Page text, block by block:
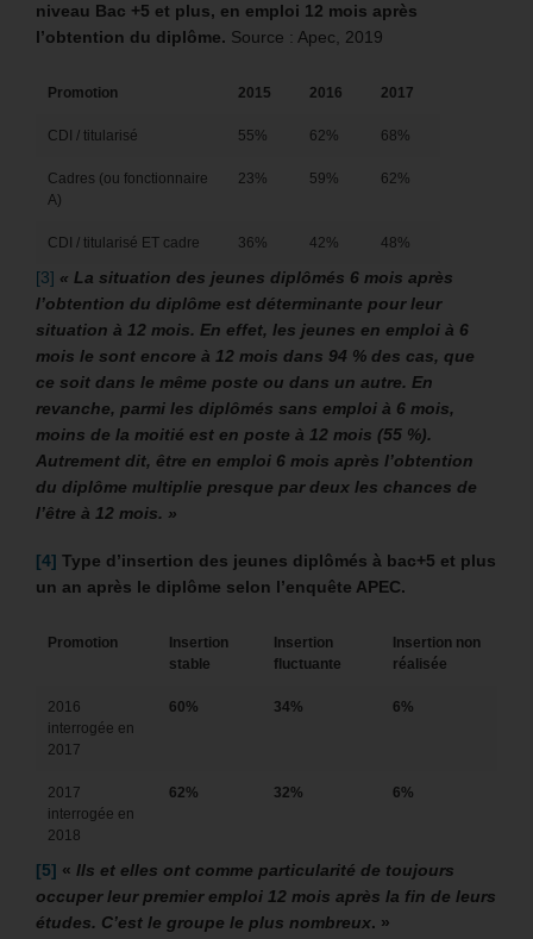
niveau Bac +5 et plus, en emploi 12 mois après
l’obtention du diplôme. Source : Apec, 2019
Promotion 2015 2016 2017
CDI / titularisé 55% 62% 68%
Cadres (ou fonctionnaire
A)
23% 59% 62%
CDI / titularisé ET cadre 36% 42% 48%
[3] « La situation des jeunes diplômés 6 mois après
l’obtention du diplôme est déterminante pour leur
situation à 12 mois. En effet, les jeunes en emploi à 6
mois le sont encore à 12 mois dans 94 % des cas, que
ce soit dans le même poste ou dans un autre. En
revanche, parmi les diplômés sans emploi à 6 mois,
moins de la moitié est en poste à 12 mois (55 %).
Autrement dit, être en emploi 6 mois après l’obtention
du diplôme multiplie presque par deux les chances de
l’être à 12 mois. »
[4] Type d’insertion des jeunes diplômés à bac+5 et plus
un an après le diplôme selon l’enquête APEC.
Promotion
Insertion
stable
Insertion
fluctuante
Insertion non
réalisée
2016
interrogée en
2017
60% 34% 6%
2017
interrogée en
2018
62% 32% 6%
[5] « Ils et elles ont comme particularité de toujours
occuper leur premier emploi 12 mois après la fin de leurs
études. C’est le groupe le plus nombreux. »